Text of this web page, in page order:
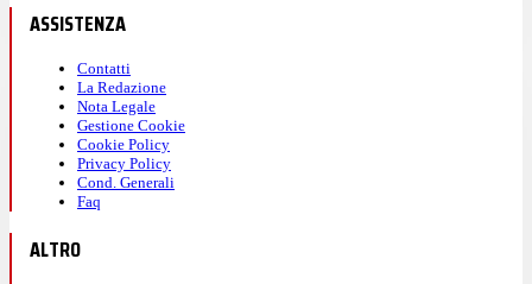
ASSISTENZA
Contatti
La Redazione
Nota Legale
Gestione Cookie
Cookie Policy
Privacy Policy
Cond. Generali
Faq
ALTRO